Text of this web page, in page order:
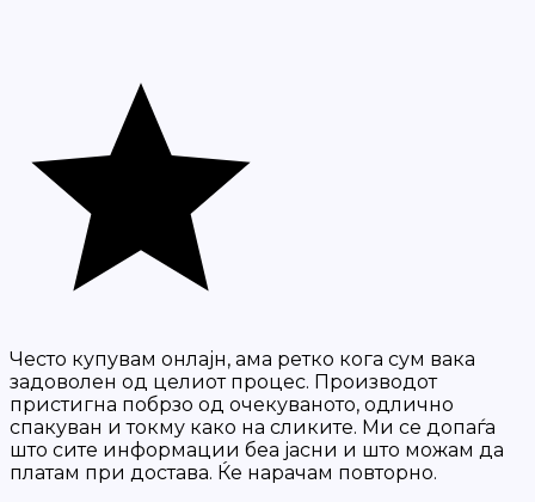
Често купувам онлајн, ама ретко кога сум вака
задоволен од целиот процес. Производот
пристигна побрзо од очекуваното, одлично
спакуван и токму како на сликите. Ми се допаѓа
што сите информации беа јасни и што можам да
платам при достава. Ќе нарачам повторно.